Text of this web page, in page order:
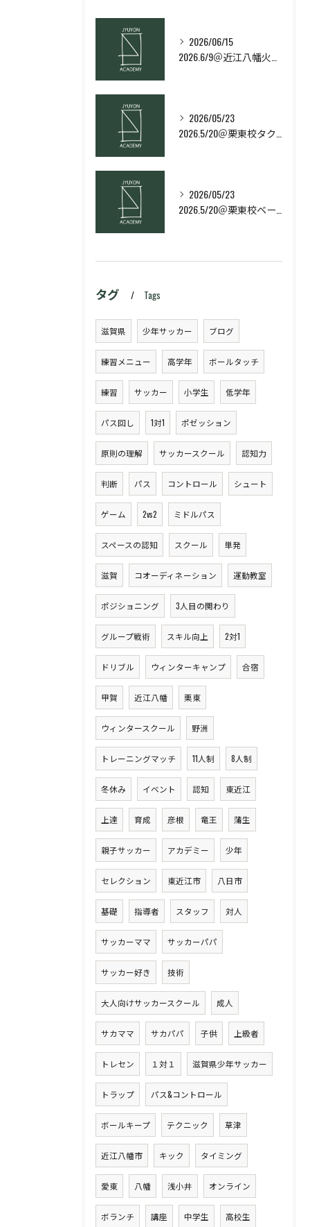
2026/06/15
2026/05/23
2026/05/23
タグ Tags
滋賀県 少年サッカー ブログ
練習メニュー 高学年 ボールタッチ
練習 サッカー 小学生 低学年
パス回し 1対1 ポゼッション
原則の理解 サッカースクール 認知力
判断 パス コントロール シュート
ゲーム 2vs2 ミドルパス
スペースの認知 スクール 単発
滋賀 コオーディネーション 運動教室
ポジショニング 3人目の関わり
グループ戦術 スキル向上 2対1
ドリブル ウィンターキャンプ 合宿
甲賀 近江八幡 栗東
ウィンタースクール 野洲
トレーニングマッチ 11人制 8人制
冬休み イベント 認知 東近江
上達 育成 彦根 竜王 蒲生
親子サッカー アカデミー 少年
セレクション 東近江市 八日市
基礎 指導者 スタッフ 対人
サッカーママ サッカーパパ
サッカー好き 技術
大人向けサッカースクール 成人
サカママ サカパパ 子供 上級者
トレセン １対１ 滋賀県少年サッカー
トラップ パス&コントロール
ボールキープ テクニック 草津
近江八幡市 キック タイミング
愛東 八幡 浅小井 オンライン
ボランチ 講座 中学生 高校生